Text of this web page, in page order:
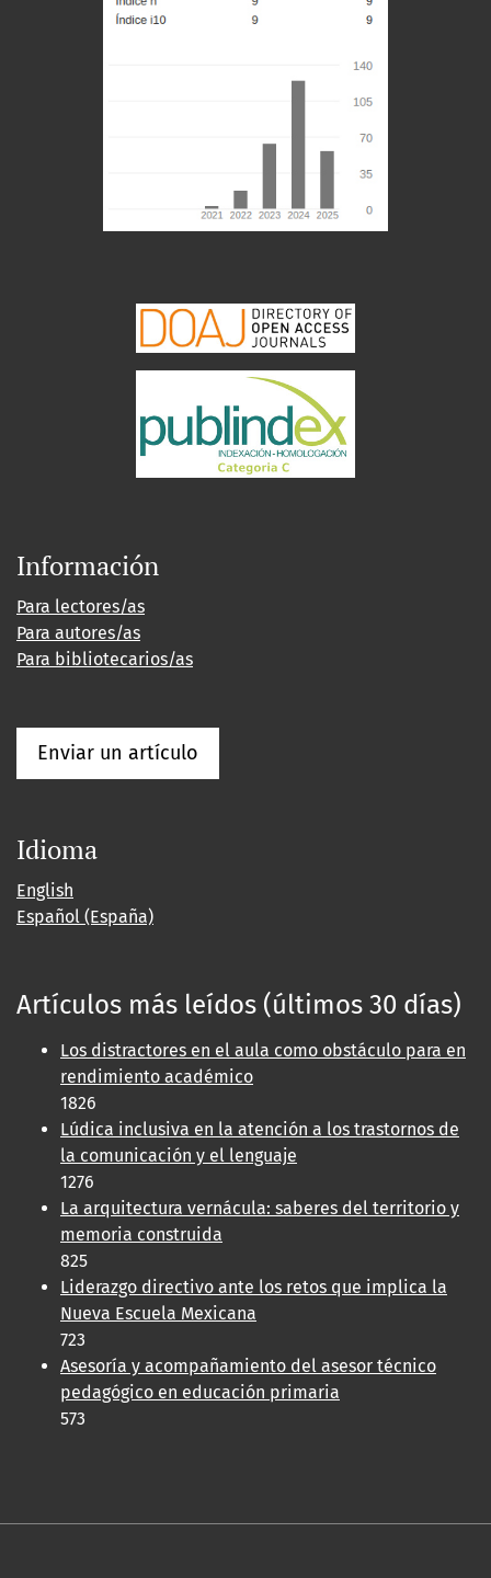
Información
Para lectores/as
Para autores/as
Para bibliotecarios/as
Enviar un artículo
Idioma
English
Español (España)
Artículos más leídos (últimos 30 días)
Los distractores en el aula como obstáculo para en
rendimiento académico
1826
Lúdica inclusiva en la atención a los trastornos de
la comunicación y el lenguaje
1276
La arquitectura vernácula: saberes del territorio y
memoria construida
825
Liderazgo directivo ante los retos que implica la
Nueva Escuela Mexicana
723
Asesoría y acompañamiento del asesor técnico
pedagógico en educación primaria
573